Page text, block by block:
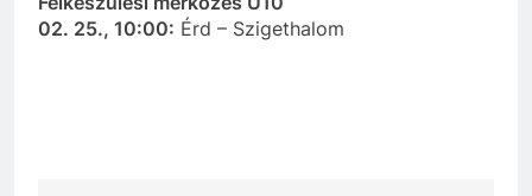
02. 25., 10:00: Érd – Szigethalom